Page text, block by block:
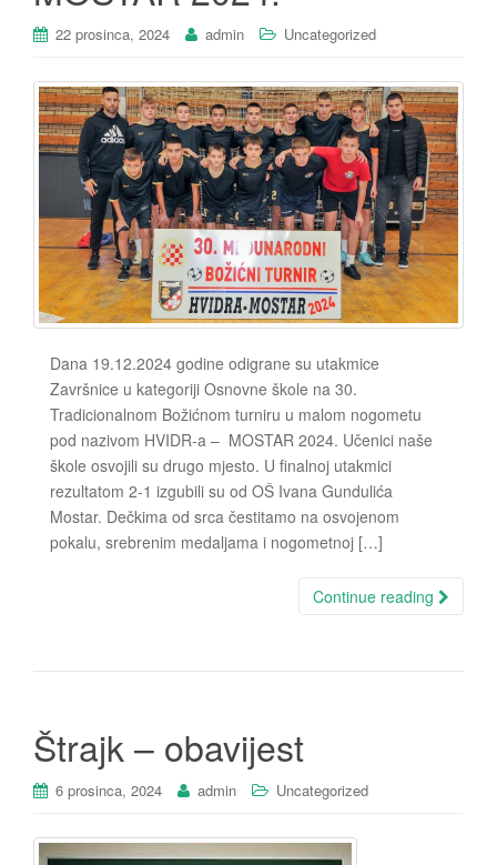
22 prosinca, 2024 admin Uncategorized
Dana 19.12.2024 godine odigrane su utakmice
Završnice u kategoriji Osnovne škole na 30.
Tradicionalnom Božićnom turniru u malom nogometu
pod nazivom HVIDR-a – MOSTAR 2024. Učenici naše
škole osvojili su drugo mjesto. U finalnoj utakmici
rezultatom 2-1 izgubili su od OŠ Ivana Gundulića
Mostar. Dečkima od srca čestitamo na osvojenom
pokalu, srebrenim medaljama i nogometnoj […]
Continue reading
Štrajk – obavijest
6 prosinca, 2024 admin Uncategorized